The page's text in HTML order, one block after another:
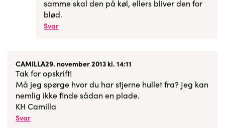
samme skal den på køl, ellers bliver den for
blød.
Svar
CAMILLA29. november 2013 kl. 14:11
Tak for opskrift!
Må jeg spørge hvor du har stjerne hullet fra? Jeg kan
nemlig ikke finde sådan en plade.
KH Camilla
Svar